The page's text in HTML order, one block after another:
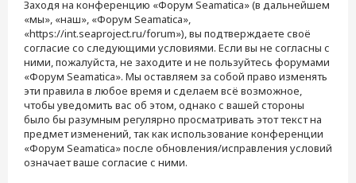
Заходя на конференцию «Форум Seamatica» (в дальнейшем
«мы», «наш», «Форум Seamatica»,
«https://int.seaproject.ru/forum»), вы подтверждаете своё
согласие со следующими условиями. Если вы не согласны с
ними, пожалуйста, не заходите и не пользуйтесь форумами
«Форум Seamatica». Мы оставляем за собой право изменять
эти правила в любое время и сделаем всё возможное,
чтобы уведомить вас об этом, однако с вашей стороны
было бы разумным регулярно просматривать этот текст на
предмет изменений, так как использование конференции
«Форум Seamatica» после обновления/исправления условий
означает ваше согласие с ними.